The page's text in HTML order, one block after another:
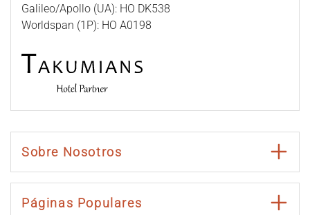
Galileo/Apollo (UA): HO DK538
Worldspan (1P): HO A0198
Sobre Nosotros
Páginas Populares